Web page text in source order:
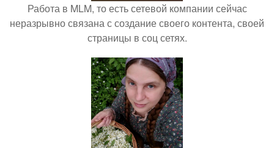
Работа в MLM, то есть сетевой компании сейчас
неразрывно связана с создание своего контента, своей
страницы в соц сетях.